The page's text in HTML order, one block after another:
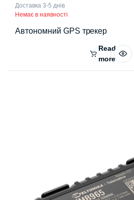
4970 ₴.
3750 ₴.
Доставка 3-5 днів
Немає в наявності
Автономний GPS трекер
Read
more